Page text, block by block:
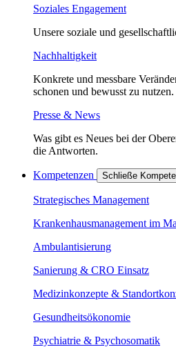
Soziales Engagement
Unsere soziale und
Nachhaltigkeit
Konkrete und messbare
schonen und bewusst zu nutzen.
Presse & News
Was gibt es Neues bei der
die Antworten.
Kompetenzen Schließe
Strategisches Management
Krankenhausmanagement im
Ambulantisierung
Sanierung & CRO Einsatz
Medizinkonzepte &
Gesundheitsökonomie
Psychiatrie & Psychosomatik